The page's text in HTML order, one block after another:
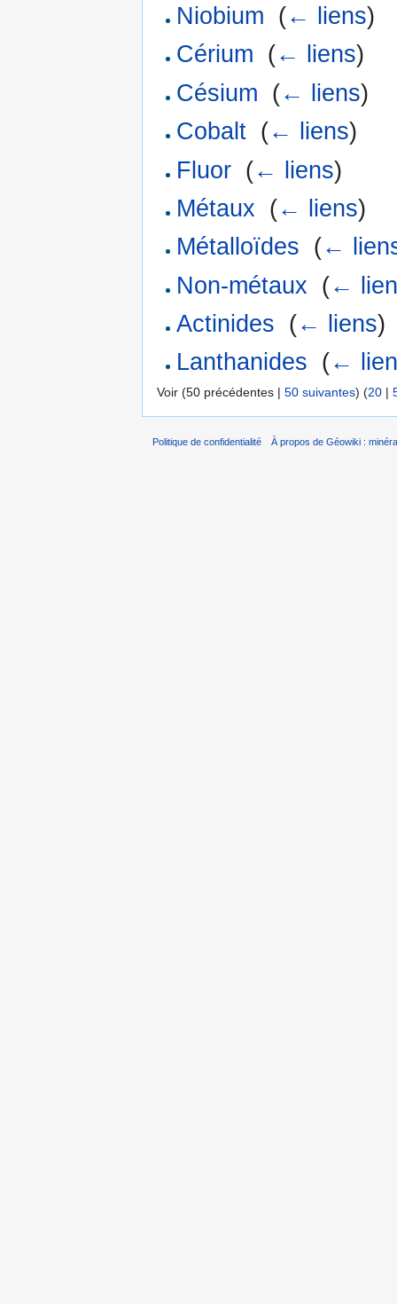
Niobium (← liens)
Cérium (← liens)
Césium (← liens)
Cobalt (← liens)
Fluor (← liens)
Métaux (← liens)
Métalloïdes (←
Non-métaux (←
Actinides (← liens)
Lanthanides (←
Voir (50 précédentes | 50 suivantes) (20 |
Politique de confidentialité À propos de Géowiki :